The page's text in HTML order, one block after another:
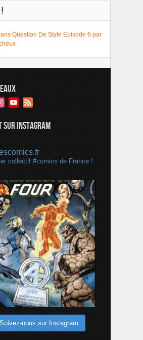
!
Question De Style Episode 6 par
InstagramYouTube
SUR INSTAGRAM
collectif #comics de France !
Suivez-nous sur Instagram